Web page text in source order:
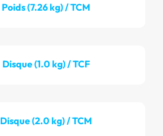
Poids (7.26 kg) / TCM
Disque (1.0 kg) / TCF
Disque (2.0 kg) / TCM